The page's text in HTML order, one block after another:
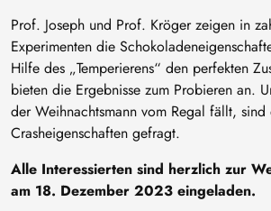
Prof. Joseph und Prof. Kröger zeigen in
Experimenten die
Hilfe des „Temperierens“ den perfekten
bieten die Ergebnisse zum Probieren an.
der Weihnachtsmann vom Regal fällt,
Crasheigenschaften gefragt.
Alle Interessierten sind herzlich zur
am 18. Dezember 2023 eingeladen.